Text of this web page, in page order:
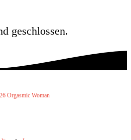
geschlossen.
Orgasmic Woman